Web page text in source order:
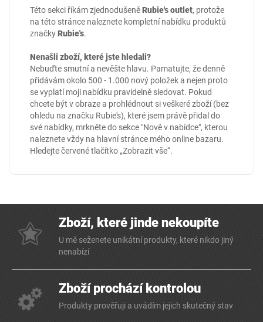
Této sekci říkám zjednodušeněRubie's outlet, protože
na této stránce naleznete kompletní nabídku produktů
značkyRubie's.
Nenašli zboží, které jste hledali?
Nebuďte smutní a nevěšte hlavu. Pamatujte, že denně
přidávám okolo 500 - 1.000 nový položek a nejen proto
se vyplatí moji nabídku pravidelně sledovat. Pokud
chcete být v obraze a prohlédnout si veškeré zboží (bez
ohledu na značku Rubie's), které jsem právě přidal do
své nabídky, mrkněte do sekce "Nově v nabídce", kterou
naleznete vždy na hlavní stránce mého online bazaru.
Hledejte červené tlačítko „Zobrazit vše“.
Zboží, které jinde nekoupíte
U mě seženete unikátní produkty, které nikdo jiný
nenabízí
Zboží prochází kontrolou
Produkty prověřuji a uvádím jejich skutečný stav